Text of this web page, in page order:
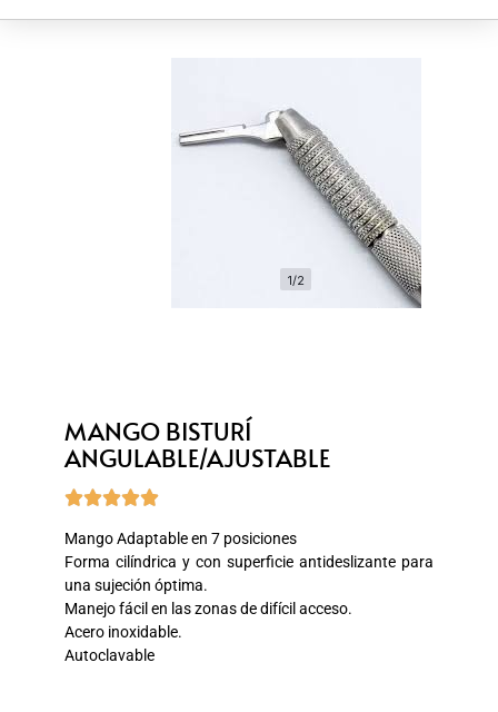
1/2
MANGO BISTURÍ
ANGULABLE/AJUSTABLE

Mango Adaptable en 7 posiciones
Forma cilíndrica y con superficie antideslizante para
una sujeción óptima.
Manejo fácil en las zonas de difícil acceso.
Acero inoxidable.
Autoclavable